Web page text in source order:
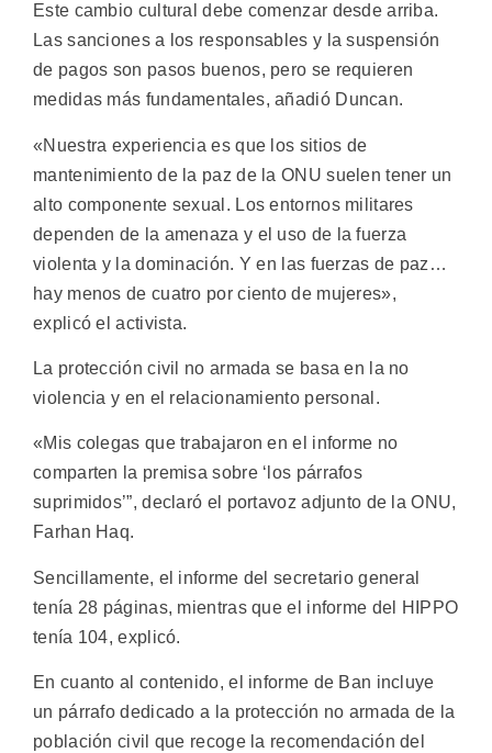
Este cambio cultural debe comenzar desde arriba.
Las sanciones a los responsables y la suspensión
de pagos son pasos buenos, pero se requieren
medidas más fundamentales, añadió Duncan.
«Nuestra experiencia es que los sitios de
mantenimiento de la paz de la ONU suelen tener un
alto componente sexual. Los entornos militares
dependen de la amenaza y el uso de la fuerza
violenta y la dominación. Y en las fuerzas de paz…
hay menos de cuatro por ciento de mujeres»,
explicó el activista.
La protección civil no armada se basa en la no
violencia y en el relacionamiento personal.
«Mis colegas que trabajaron en el informe no
comparten la premisa sobre ‘los párrafos
suprimidos’”, declaró el portavoz adjunto de la ONU,
Farhan Haq.
Sencillamente, el informe del secretario general
tenía 28 páginas, mientras que el informe del HIPPO
tenía 104, explicó.
En cuanto al contenido, el informe de Ban incluye
un párrafo dedicado a la protección no armada de la
población civil que recoge la recomendación del